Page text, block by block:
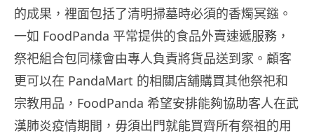
的成果，裡面包括了清明掃墓時必須的香燭冥鏹。
一如 FoodPanda 平常提供的食品外賣速遞服務，
祭祀組合包同樣會由專人負責將貨品送到家。顧客
更可以在 PandaMart 的相關店舖購買其他祭祀和
宗教用品，FoodPanda 希望安排能夠協助客人在武
漢肺炎疫情期間，毋須出門就能買齊所有祭祖的用